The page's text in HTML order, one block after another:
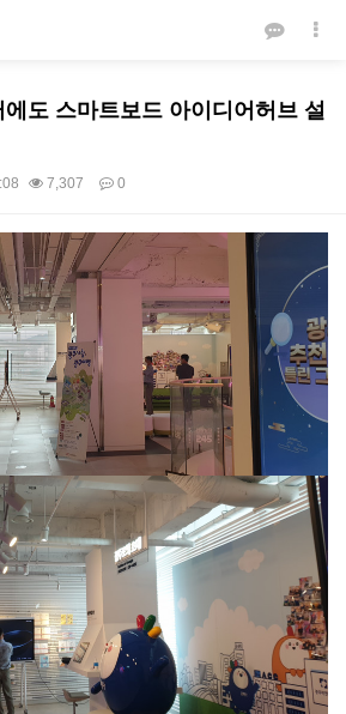
도 스마트보드 아이디어허브 설
7,307 0